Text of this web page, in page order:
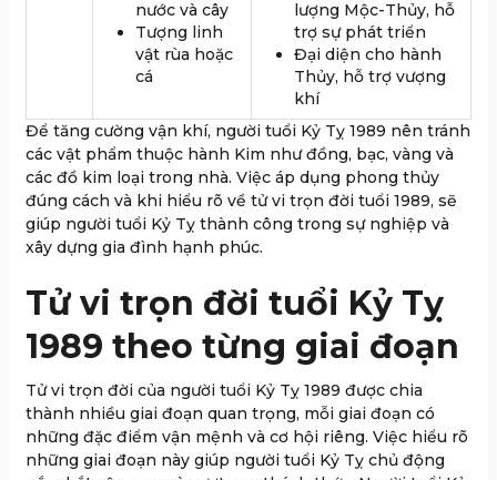
nước và cây
Tượng linh
vật rùa hoặc
cá
lượng Mộc-Thủy, hỗ
trợ sự phát triển
Đại diện cho hành
Thủy, hỗ trợ vượng
khí
Để tăng cường vận khí, người tuổi Kỷ Tỵ 1989 nên tránh
các vật phẩm thuộc hành Kim như đồng, bạc, vàng và
các đồ kim loại trong nhà. Việc áp dụng phong thủy
đúng cách và khi hiểu rõ về tử vi trọn đời tuổi 1989, sẽ
giúp người tuổi Kỷ Tỵ thành công trong sự nghiệp và
xây dựng gia đình hạnh phúc.
Tử vi trọn đời tuổi Kỷ Tỵ
1989 theo từng giai đoạn
Tử vi trọn đời của người tuổi Kỷ Tỵ 1989 được chia
thành nhiều giai đoạn quan trọng, mỗi giai đoạn có
những đặc điểm vận mệnh và cơ hội riêng. Việc hiểu rõ
những giai đoạn này giúp người tuổi Kỷ Tỵ chủ động